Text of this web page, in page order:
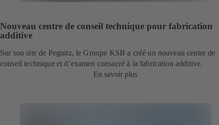
Nouveau centre de conseil technique pour fabrication
additive
Sur son site de Pegnitz, le Groupe KSB a créé un nouveau centre de
conseil technique et d’examen consacré à la fabrication additive.
En savoir plus